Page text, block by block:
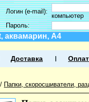
Логин (e-mail):
компьютер
Пароль:
аквамарин, А4
Доставка
/ Папки, скоросшиватели,